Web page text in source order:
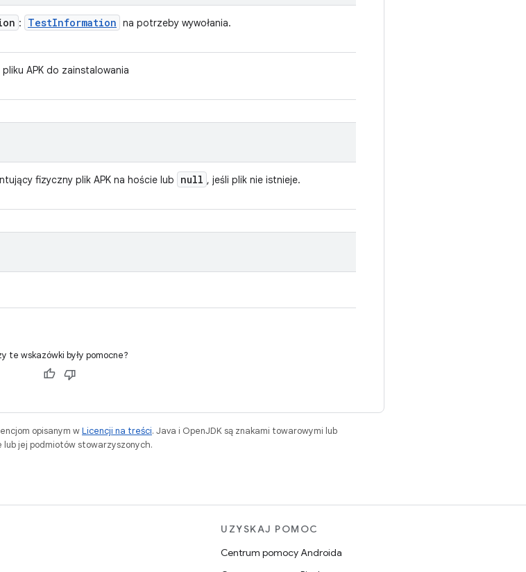
: TestInformation na potrzeby wywołania.
pliku APK do zainstalowania
fizyczny plik APK na hoście lub null , jeśli plik nie istnieje.
te wskazówki były pomocne?
opisanym wLicencji na treści. Java i OpenJDK są znakami towarowymi lub
jej podmiotów stowarzyszonych.
UZYSKAJ POMOC
Centrum pomocy Androida